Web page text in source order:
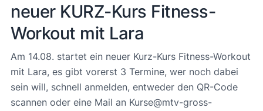
neuer KURZ-Kurs Fitness-
Workout mit Lara
Am 14.08. startet ein neuer Kurz-Kurs Fitness-Workout
mit Lara, es gibt vorerst 3 Termine, wer noch dabei
sein will, schnell anmelden, entweder den QR-Code
scannen oder eine Mail an Kurse@mtv-gross-